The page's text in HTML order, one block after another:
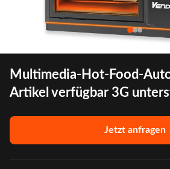
Multimedia-Hot-Food-
Artikel verfügbar 3G
Jetzt anfragen